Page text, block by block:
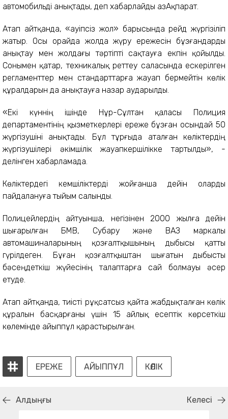
автомобильді анықтады, деп хабарлайды ҚазАқпарат.
Атап айтқанда, «Қауіпсіз жол» барысында рейд жүргізіліп
жатыр. Осы орайда жолда жүру ережесін бұзғандарды
анықтау мен жолдағы тәртіпті сақтауға екпін қойылды.
Сонымен қатар, техникалық реттеу саласында ескерілген
регламенттер мен стандарттарға жауап бермейтін көлік
құралдарын да анықтауға назар аударылды.
«Екі күннің ішінде Нұр-Сұлтан қаласы Полиция
департаментінің қызметкерлері ереже бұзған осындай 50
жүргізушіні анықтады. Бұл тұрғыда аталған көліктердің
жүргізушілері әкімшілік жауапкершілікке тартылды», -
делінген хабарламада.
Көліктердегі кемшіліктерді жойғанша дейін оларды
пайдалануға тыйым салынды.
Полицейлердің айтуынша, негізінен 2000 жылға дейін
шығарылған БМВ, Субару және ВАЗ маркалы
автомашиналарының қозғалтқышының дыбысы қатты
гүрілдеген. Бұған қозғалтқыштан шығатын дыбысты
бәсеңдеткіш жүйесінің талаптарға сай болмауы әсер
етуде.
Атап айтқанда, тиiстi рұқсатсыз қайта жабдықталған көлiк
құралын басқарғаны үшін 15 айлық есептік көрсеткіш
көлемінде айыппұл қарастырылған.
ЕРЕЖЕ АЙЫППҰЛ КӨЛІК
Алдыңғы Келесі